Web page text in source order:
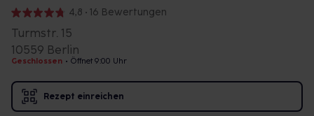
4,8 • 16 Bewertungen
Turmstr. 15
10559 Berlin
Geschlossen • Öffnet 9:00 Uhr
Rezept einreichen